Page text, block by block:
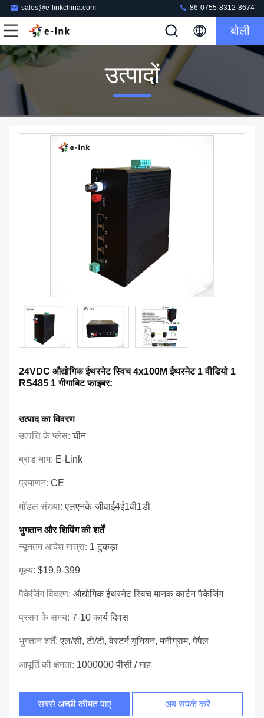
sales@e-linkchina.com 86-0755-8312-8674
बोली
उत्पादों
24VDC औद्योगिक ईथरनेट स्विच 4x100M ईथरनेट 1 वीडियो 1
RS485 1 गीगाबिट फाइबर:
उत्पाद का विवरण
उत्पत्ति के प्लेस:चीन
ब्रांड नाम: E-Link
प्रमाणन: CE
मॉडल संख्या:एलएनके-जीवाई4ई1वी1डी
भुगतान और शिपिंग की शर्तें
न्यूनतम आदेश मात्रा: 1 टुकड़ा
मूल्य: $19.9-399
पैकेजिंग विवरण: औद्योगिक ईथरनेट स्विच मानक कार्टन पैकेजिंग
प्रसव के समय: 7-10 कार्य दिवस
भुगतान शर्तें:एल/सी, टी/टी, वेस्टर्न यूनियन, मनीग्राम, पेपैल
आपूर्ति की क्षमता: 1000000 पीसी / माह
सबसे अच्छी कीमत पाएं अब संपर्क करें